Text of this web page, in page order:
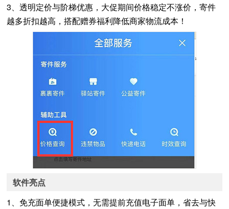
3、透明定价与阶梯优惠，大促期间价格稳定不涨价，寄件
越多折扣越高，搭配赠券福利降低商家物流成本！
软件亮点
1、免充面单便捷模式，无需提前充值电子面单，省去与快